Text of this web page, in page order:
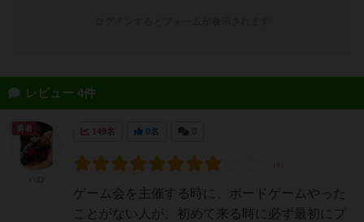
レビュー 4件
149名 0名
ゲーム会を主催する時に、ボードゲームやった
ことがない人が、初めて来る時に必ず最初にプ
勇者